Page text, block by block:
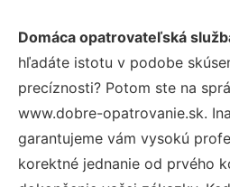
Domáca opatrovateľská
hľadáte istotu v podobe
precíznosti? Potom ste na
www.dobre-opatrovanie.sk.
garantujeme vám vysokú
korektné jednanie od prvého